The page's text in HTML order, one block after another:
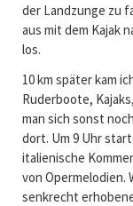
der Landzunge zu
aus mit dem Kajak
los.
10 km später kam
Ruderboote,
man sich sonst
dort. Um 9 Uhr
italienische
von Opermelodien.
senkrecht